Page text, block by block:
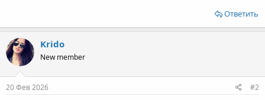
Ответить
Krido
New member
20 Фев 2026 #2